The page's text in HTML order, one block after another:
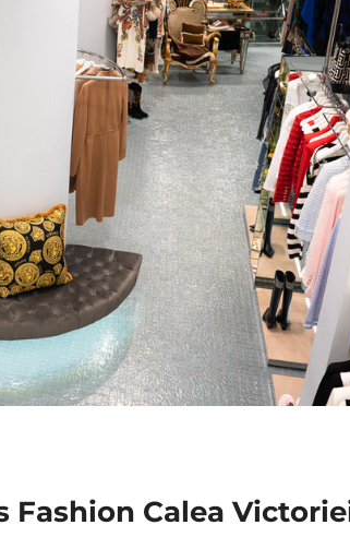
Fashion Calea